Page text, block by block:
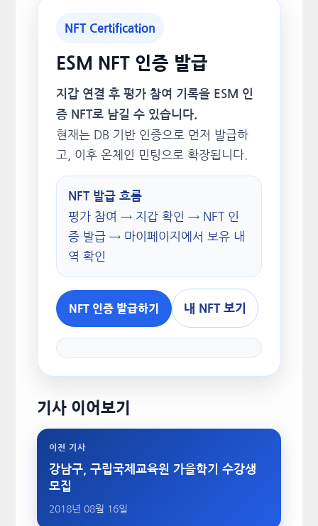
NFT Certification
ESM NFT 인증 발급
지갑 연결 후 평가 참여 기록을 ESM 인
증 NFT로 남길 수 있습니다.
현재는 DB 기반 인증으로 먼저 발급하
고, 이후 온체인 민팅으로 확장됩니다.
NFT 발급 흐름
평가 참여 → 지갑 확인 → NFT 인
증 발급 → 마이페이지에서 보유 내
역 확인
NFT 인증 발급하기 내 NFT 보기
기사 이어보기
이전 기사
강남구, 구립국제교육원 가을학기 수강생
모집
2018년 08월 16일